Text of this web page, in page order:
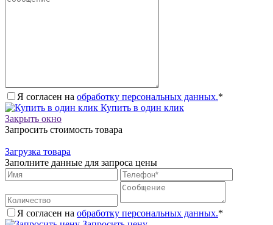
Я согласен на обработку персональных данных.*
Купить в один клик
Закрыть окно
Запросить стоимость товара
Загрузка товара
Заполните данные для запроса цены
Я согласен на обработку персональных данных.*